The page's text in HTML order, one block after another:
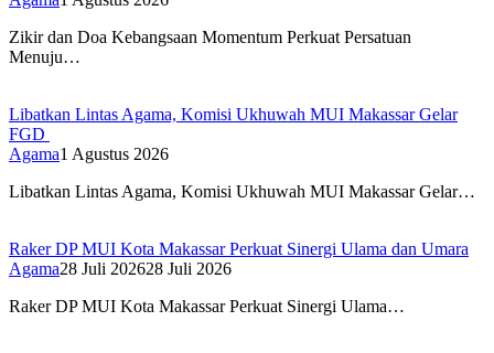
Zikir dan Doa Kebangsaan Momentum Perkuat Persatuan
Menuju…
Libatkan Lintas Agama, Komisi Ukhuwah MUI Makassar Gelar
FGD
Agama1 Agustus 2026
Libatkan Lintas Agama, Komisi Ukhuwah MUI Makassar Gelar…
Raker DP MUI Kota Makassar Perkuat Sinergi Ulama dan Umara
Agama28 Juli 202628 Juli 2026
Raker DP MUI Kota Makassar Perkuat Sinergi Ulama…